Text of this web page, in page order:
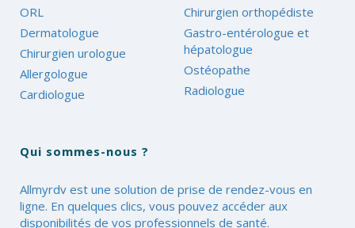
ORL
Dermatologue
Chirurgien urologue
Allergologue
Cardiologue
Chirurgien orthopédiste
Gastro-entérologue et
hépatologue
Ostéopathe
Radiologue
Qui sommes-nous ?
Allmyrdv est une solution de prise de rendez-vous en
ligne. En quelques clics, vous pouvez accéder aux
disponibilités de vos professionnels de santé.